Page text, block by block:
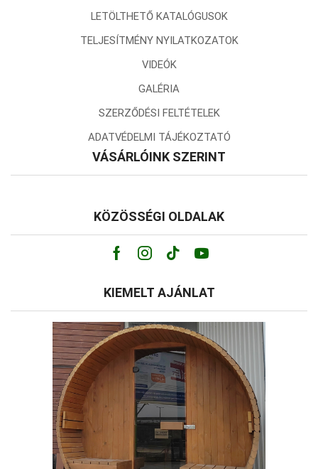
LETÖLTHETŐ KATALÓGUSOK
TELJESÍTMÉNY NYILATKOZATOK
VIDEÓK
GALÉRIA
SZERZŐDÉSI FELTÉTELEK
ADATVÉDELMI TÁJÉKOZTATÓ
VÁSÁRLÓINK SZERINT
KÖZÖSSÉGI OLDALAK
Facebook
Instagram
Tik-
tok
Youtube
KIEMELT AJÁNLAT